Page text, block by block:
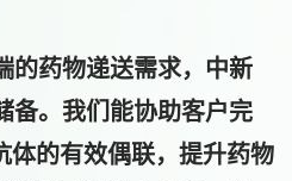
的药物递送需求，中新
备。我们能协助客户完
体的有效偶联，提升药物